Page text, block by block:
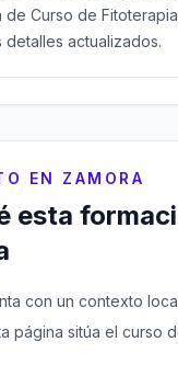
de Curso de
detalles actualizados.
EN ZAMORA
esta
con un contexto
página sitúa el curso